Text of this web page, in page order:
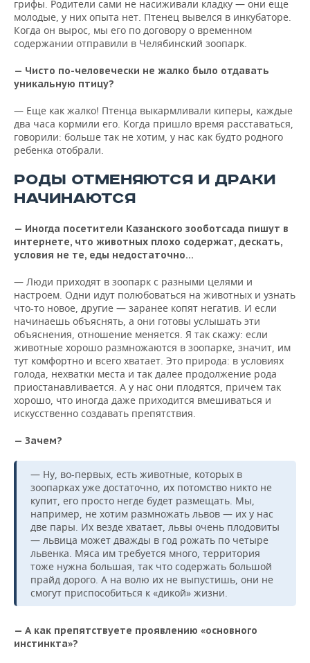
грифы. Родители сами не насиживали кладку — они еще
молодые, у них опыта нет. Птенец вывелся в инкубаторе.
Когда он вырос, мы его по договору о временном
содержании отправили в Челябинский зоопарк.
— Чисто по-человечески не жалко было отдавать
уникальную птицу?
— Еще как жалко! Птенца выкармливали киперы, каждые
два часа кормили его. Когда пришло время расставаться,
говорили: больше так не хотим, у нас как будто родного
ребенка отобрали.
РОДЫ ОТМЕНЯЮТСЯ И ДРАКИ
НАЧИНАЮТСЯ
— Иногда посетители Казанского зооботсада пишут в
интернете, что животных плохо содержат, дескать,
условия не те, еды недостаточно…
— Люди приходят в зоопарк с разными целями и
настроем. Одни идут полюбоваться на животных и узнать
что-то новое, другие — заранее копят негатив. И если
начинаешь объяснять, а они готовы услышать эти
объяснения, отношение меняется. Я так скажу: если
животные хорошо размножаются в зоопарке, значит, им
тут комфортно и всего хватает. Это природа: в условиях
голода, нехватки места и так далее продолжение рода
приостанавливается. А у нас они плодятся, причем так
хорошо, что иногда даже приходится вмешиваться и
искусственно создавать препятствия.
— Зачем?
— Ну, во-первых, есть животные, которых в
зоопарках уже достаточно, их потомство никто не
купит, его просто негде будет размещать. Мы,
например, не хотим размножать львов — их у нас
две пары. Их везде хватает, львы очень плодовиты
— львица может дважды в год рожать по четыре
львенка. Мяса им требуется много, территория
тоже нужна большая, так что содержать большой
прайд дорого. А на волю их не выпустишь, они не
смогут приспособиться к «дикой» жизни.
— А как препятствуете проявлению «основного
инстинкта»?